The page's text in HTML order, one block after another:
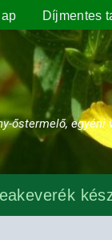
Díjmentes
őstermelő, egyéni